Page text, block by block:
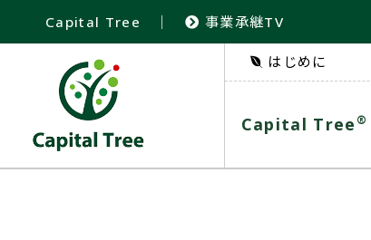
Capital Tree ｜ 事業承継TV
はじめに
Capital Tree ®